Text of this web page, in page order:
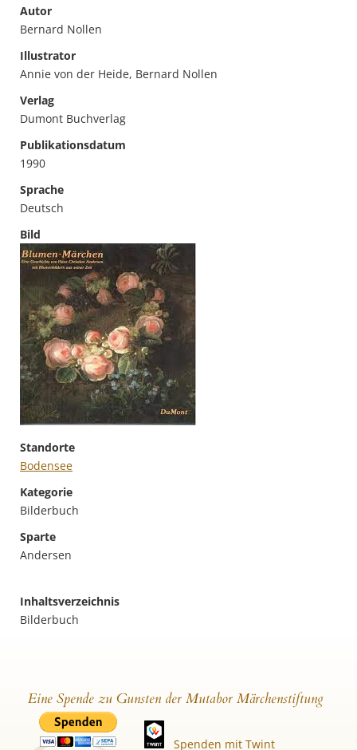
Autor
Bernard Nollen
Illustrator
Annie von der Heide, Bernard Nollen
Verlag
Dumont Buchverlag
Publikationsdatum
1990
Sprache
Deutsch
Bild
Standorte
Bodensee
Kategorie
Bilderbuch
Sparte
Andersen
Inhaltsverzeichnis
Bilderbuch
Eine Spende zu Gunsten der Mutabor Märchenstiftung
Spenden mit Twint